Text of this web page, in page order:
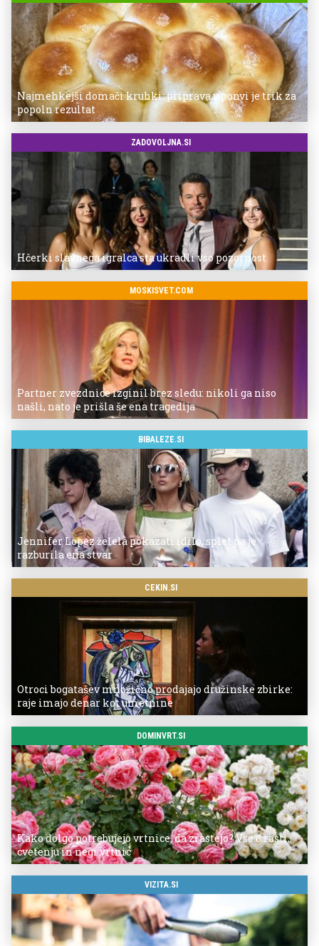
Najmehkejši domači kruhki: priprava v ponvi je trik za
popoln rezultat
ZADOVOLJNA.SI
Hčerki slavnega igralca sta ukradli vso pozornost
MOSKISVET.COM
Partner zvezdnice izginil brez sledu: nikoli ga niso
našli, nato je prišla še ena tragedija
BIBALEZE.SI
Jennifer Lopez želela pokazati idilo, splet pa je
razburila ena stvar
CEKIN.SI
Otroci bogatašev množično prodajajo družinske zbirke:
raje imajo denar kot umetnine
DOMINVRT.SI
Kako dolgo potrebujejo vrtnice, da zrastejo? Vse o rasti,
cvetenju in negi vrtnic
VIZITA.SI